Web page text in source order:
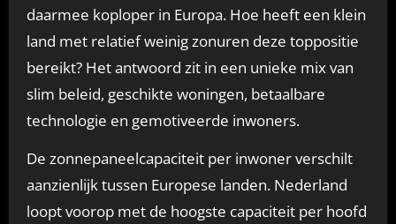
daarmee koploper in Europa. Hoe heeft een klein
land met relatief weinig zonuren deze toppositie
bereikt? Het antwoord zit in een unieke mix van
slim beleid, geschikte woningen, betaalbare
technologie en gemotiveerde inwoners.
De zonnepaneelcapaciteit per inwoner verschilt
aanzienlijk tussen Europese landen. Nederland
loopt voorop met de hoogste capaciteit per hoofd